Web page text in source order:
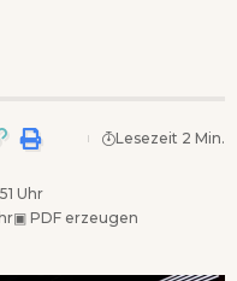
Uhr
▣ PDF erzeugen
Lesezeit 2 Min.